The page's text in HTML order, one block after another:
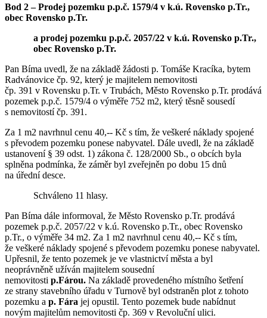
Bod 2 –Prodej pozemku p.p.č. 1579/4 v k.ú. Rovensko p.Tr.,
obec Rovensko p.Tr.
a prodej pozemku p.p.č. 2057/22 v k.ú. Rovensko p.Tr.,
obec Rovensko p.Tr.
Pan Bíma uvedl, že na základě žádosti p. Tomáše Kracíka, bytem
Radvánovice čp. 92, který je majitelem nemovitosti
čp. 391 v Rovensku p.Tr. v Trubách, Město Rovensko p.Tr. prodává
pozemek p.p.č. 1579/4 o výměře 752 m2, který těsně sousedí
s nemovitostí čp. 391.
Za 1 m2 navrhnul cenu 40,-- Kč s tím, že veškeré náklady spojené
s převodem pozemku ponese nabyvatel. Dále uvedl, že na základě
ustanovení § 39 odst. 1) zákona č. 128/2000 Sb., o obcích byla
splněna podmínka, že záměr byl zveřejněn po dobu 15 dnů
na úřední desce.
Schváleno 11 hlasy.
Pan Bíma dále informoval, že Město Rovensko p.Tr. prodává
pozemek p.p.č. 2057/22 v k.ú. Rovensko p.Tr., obec Rovensko
p.Tr., o výměře 34 m2. Za 1 m2 navrhnul cenu 40,-- Kč s tím,
že veškeré náklady spojené s převodem pozemku ponese nabyvatel.
Upřesnil, že tento pozemek je ve vlastnictví města a byl
neoprávněně užíván majitelem sousední
nemovitosti p.Fárou. Na základě provedeného místního šetření
ze strany stavebního úřadu v Turnově byl odstraněn plot z tohoto
pozemku a p. Fára jej opustil. Tento pozemek bude nabídnut
novým majitelům nemovitosti čp. 369 v Revoluční ulici.